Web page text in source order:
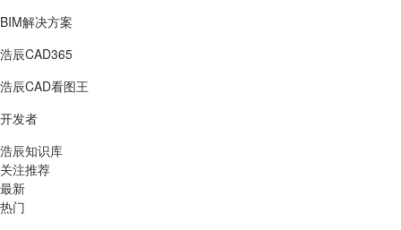
BIM解决方案
浩辰CAD365
浩辰CAD看图王
开发者
浩辰知识库
关注推荐
最新
热门